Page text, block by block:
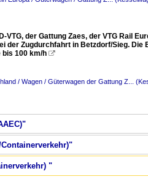
der Gattung Zaes, der VTG Rail
der Zugdurchfahrt in Betzdorf/Sieg. Die
bis 100 km/h 
/ Wagen / Güterwagen der Gattung Z...
"